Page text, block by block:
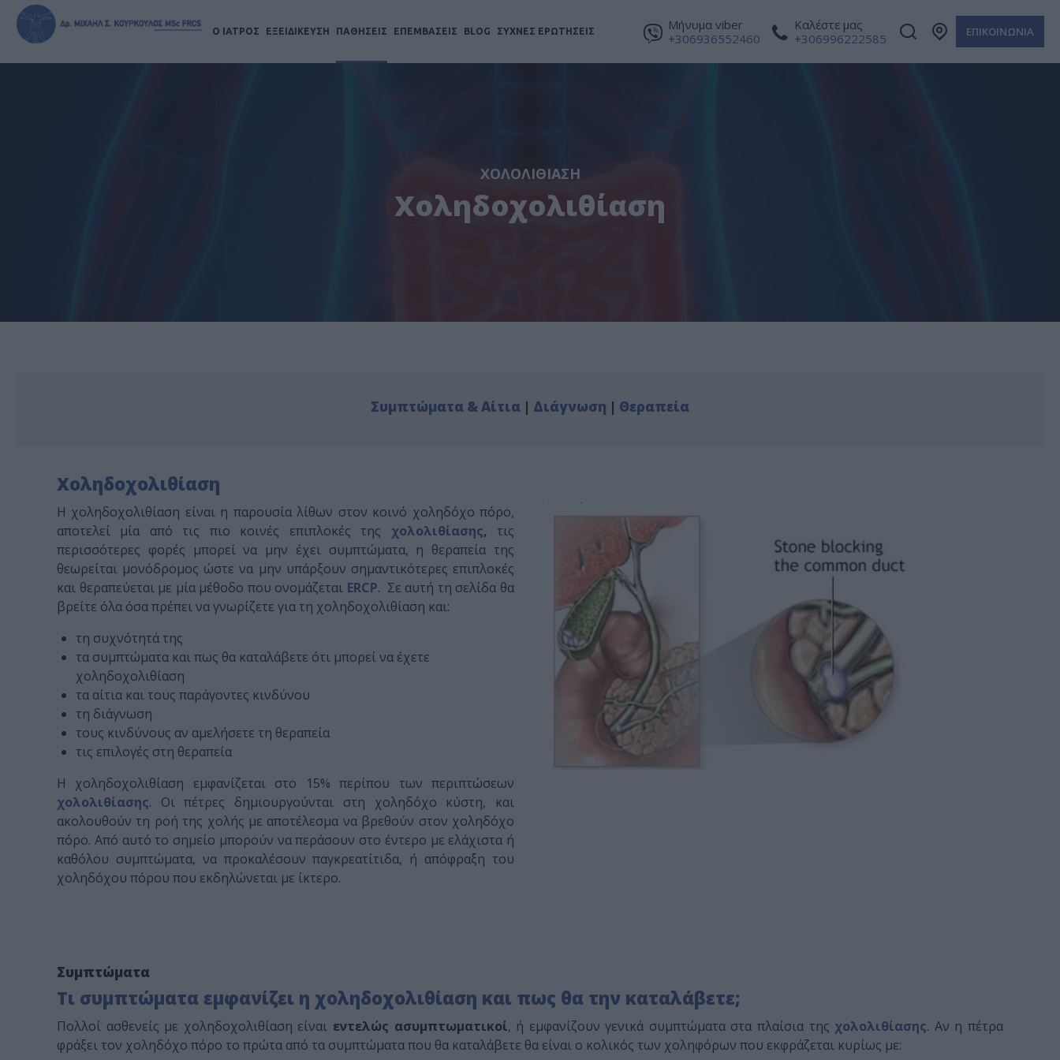
Μήνυμα viber
+306936552460
Καλέστε μας
+306996222585
ΕΠΙΚΟΙΝΩΝΙΑ
Ο ΙΑΤΡΟΣ ΕΞΕΙΔΙΚΕΥΣΗ ΠΑΘΗΣΕΙΣ ΕΠΕΜΒΑΣΕΙΣ BLOG ΣΥΧΝΕΣ ΕΡΩΤΗΣΕΙΣ
ΧΟΛΟΛΙΘΊΑΣΗ
Χοληδοχολιθίαση
Συμπτώματα & Αίτια | Διάγνωση | Θεραπεία
Χοληδοχολιθίαση
Η χοληδοχολιθίαση είναι η παρουσία λίθων στον κοινό χοληδόχο πόρο,
αποτελεί μία από τις πιο κοινές επιπλοκές της χολολιθίασης, τις
περισσότερες φορές μπορεί να μην έχει συμπτώματα, η θεραπεία της
θεωρείται μονόδρομος ώστε να μην υπάρξουν σημαντικότερες επιπλοκές
και θεραπεύεται με μία μέθοδο που ονομάζεται ERCP. Σε αυτή τη σελίδα θα
βρείτε όλα όσα πρέπει να γνωρίζετε για τη χοληδοχολιθίαση και:
τη συχνότητά της
τα συμπτώματα και πως θα καταλάβετε ότι μπορεί να έχετε
χοληδοχολιθίαση
τα αίτια και τους παράγοντες κινδύνου
τη διάγνωση
τους κινδύνους αν αμελήσετε τη θεραπεία
τις επιλογές στη θεραπεία
Η χοληδοχολιθίαση εμφανίζεται στο 15% περίπου των περιπτώσεων
χολολιθίασης. Οι πέτρες δημιουργούνται στη χοληδόχο κύστη, και
ακολουθούν τη ροή της χολής με αποτέλεσμα να βρεθούν στον χοληδόχο
πόρο. Από αυτό το σημείο μπορούν να περάσουν στο έντερο με ελάχιστα ή
καθόλου συμπτώματα, να προκαλέσουν παγκρεατίτιδα, ή απόφραξη του
χοληδόχου πόρου που εκδηλώνεται με ίκτερο.
Συμπτώματα
Τι συμπτώματα εμφανίζει η χοληδοχολιθίαση και πως θα την καταλάβετε;
Πολλοί ασθενείς με χοληδοχολιθίαση είναι εντελώς ασυμπτωματικοί, ή εμφανίζουν γενικά συμπτώματα στα πλαίσια της χολολιθίασης. Αν η πέτρα
φράξει τον χοληδόχο πόρο το πρώτα από τα συμπτώματα που θα καταλάβετε θα είναι ο κολικός των χοληφόρων που εκφράζεται κυρίως με: